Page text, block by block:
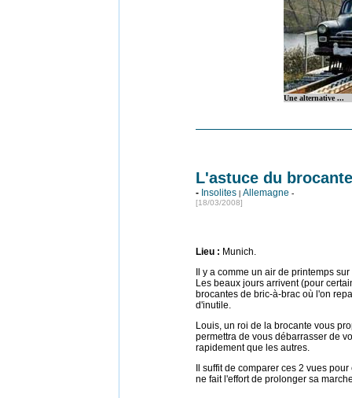
Une alternative ...
L'astuce du
- Insolites | Allemagne -
[18/03/2008]
Lieu : Munich.
Il y a comme un air de printemps
Les beaux jours arrivent (pour
brocantes de bric-à-brac où l'on
d'inutile.
Louis, un roi de la brocante vous
permettra de vous débarrasser de
rapidement que les autres.
Il suffit de comparer ces 2 vues
ne fait l'effort de prolonger sa